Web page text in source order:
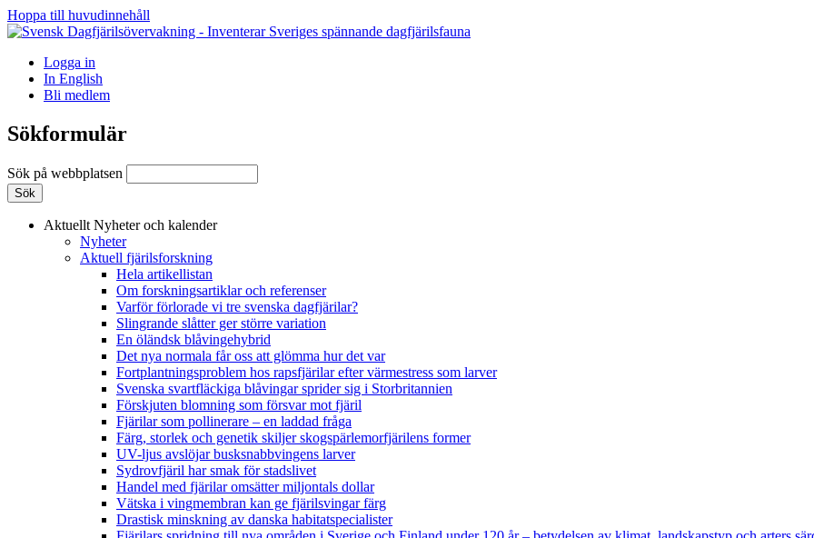
Hoppa till huvudinnehåll
Logga in
In English
Bli medlem
Sökformulär
Sök på webbplatsen
Aktuellt Nyheter och kalender
Nyheter
Aktuell fjärilsforskning
Hela artikellistan
Om forskningsartiklar och referenser
Varför förlorade vi tre svenska dagfjärilar?
Slingrande slåtter ger större variation
En öländsk blåvingehybrid
Det nya normala får oss att glömma hur det var
Fortplantningsproblem hos rapsfjärilar efter värmestress som larver
Svenska svartfläckiga blåvingar sprider sig i Storbritannien
Förskjuten blomning som försvar mot fjäril
Fjärilar som pollinerare – en laddad fråga
Färg, storlek och genetik skiljer skogspärlemorfjärilens former
UV-ljus avslöjar busksnabbvingens larver
Sydrovfjäril har smak för stadslivet
Handel med fjärilar omsätter miljontals dollar
Vätska i vingmembran kan ge fjärilsvingar färg
Drastisk minskning av danska habitatspecialister